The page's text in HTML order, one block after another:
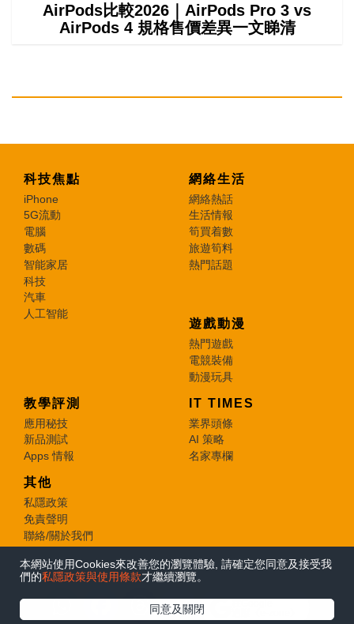
本網站使用Cookies來改善您的瀏覽體驗, 請確定您同意及接受我
們的私隱政策與使用條款才繼續瀏覽。
同意及關閉
AirPods比較2026｜AirPods Pro 3 vs
AirPods 4 規格售價差異一文睇清
科技焦點
iPhone
5G流動
電腦
數碼
智能家居
科技
汽車
人工智能
網絡生活
網絡熱話
生活情報
筍買着數
旅遊筍料
熱門話題
遊戲動漫
熱門遊戲
電競裝備
動漫玩具
教學評測
應用秘技
新品測試
Apps 情報
IT TIMES
業界頭條
AI 策略
名家專欄
其他
私隱政策
免責聲明
聯絡/關於我們
© 2026 e-zone. All Rights Reserved.